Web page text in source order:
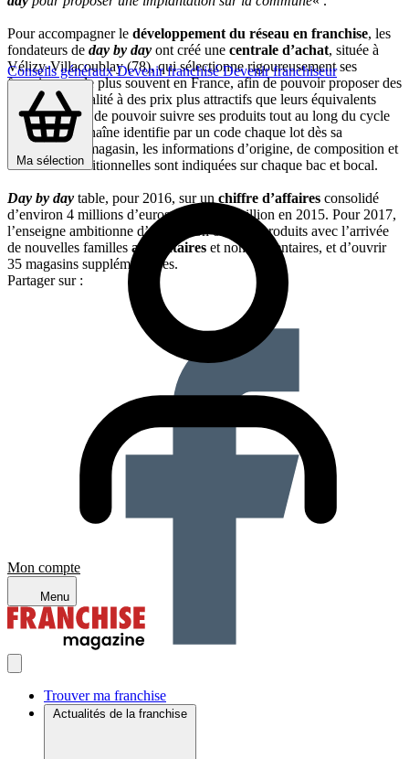
Conseils générauxDevenir franchiséDevenir franchiseur
Ma sélection
Mon compte
Menu
Trouver ma franchise
Actualités de la franchise
Pour accompagner le développement du réseau en franchise, les
fondateurs de day by day ont créé une centrale d’achat, située à
Vélizy-Villacoublay (78), qui sélectionne rigoureusement ses
fournisseurs, le plus souvent en France, afin de pouvoir proposer des
produits de qualité à des prix plus attractifs que leurs équivalents
emballés. Afin de pouvoir suivre ses produits tout au long du cycle
de ventes, la chaîne identifie par un code chaque lot dès sa
réception. En magasin, les informations d’origine, de composition et
de valeurs nutritionnelles sont indiquées sur chaque bac et bocal.
Day by day table, pour 2016, sur un chiffre d’affaires consolidé
d’environ 4 millions d’euros, contre un million en 2015. Pour 2017,
l’enseigne ambitionne d’élargir son offre de produits avec l’arrivée
de nouvelles familles alimentaires et non-alimentaires, et d’ouvrir
35 magasins supplémentaires.
Partager sur :